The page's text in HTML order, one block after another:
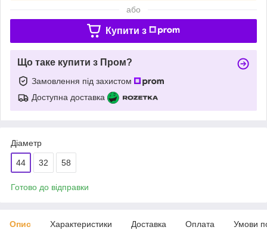
або
Купити з
Що таке купити з Пром?
Замовлення під захистом
Доступна доставка
Діаметр
44 32 58
Готово до відправки
Опис Характеристики Доставка Оплата Умови